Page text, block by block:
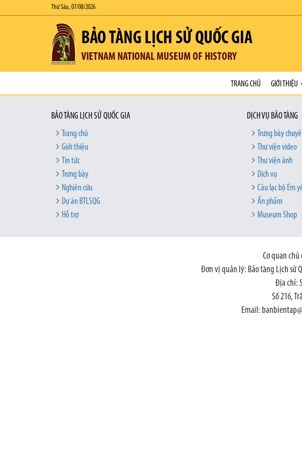
Thứ Sáu, 07/08/2026
BẢO TÀNG LỊCH SỬ QUỐC GIA
VIETNAM NATIONAL MUSEUM OF HISTORY
TRANG CHỦ GIỚI THIỆU
BẢO TÀNG LỊCH SỬ QUỐC GIA
Trang chủ
Giới thiệu
Tin tức
Trưng bày
Nghiên cứu
Dự án BTLSQG
Hỗ trợ
DỊCH VỤ BẢO TÀNG
Trưng bày
Thư viện video
Thư viện ảnh
Dịch vụ
Câu lạc bộ Em
Ấn phẩm
Museum Shop
Cơ quan chủ
Đơn vị quản lý: Bảo tàng Lịch sử
Địa chỉ:
Số 216,
Email: